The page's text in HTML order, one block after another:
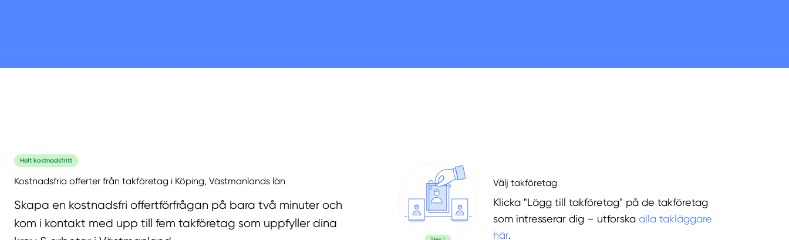
Helt kostnadsfritt
Kostnadsfria offerter från takföretag i Köping, Västmanlands län
Skapa en kostnadsfri offertförfrågan på bara två minuter och
kom i kontakt med upp till fem takföretag som uppfyller dina
Välj takföretag
Klicka "Lägg till takföretag" på de takföretag
som intresserar dig – utforska alla takläggare
här.